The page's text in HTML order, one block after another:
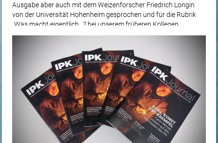
Ausgabe aber auch mit dem Weizenforscher Friedrich Longin
von der Universität Hohenheim gesprochen und für die Rubrik
„Was macht eigentlich…? bei unserem früheren Kollegen
Murukarthick Jayakodi nachgefragt.…